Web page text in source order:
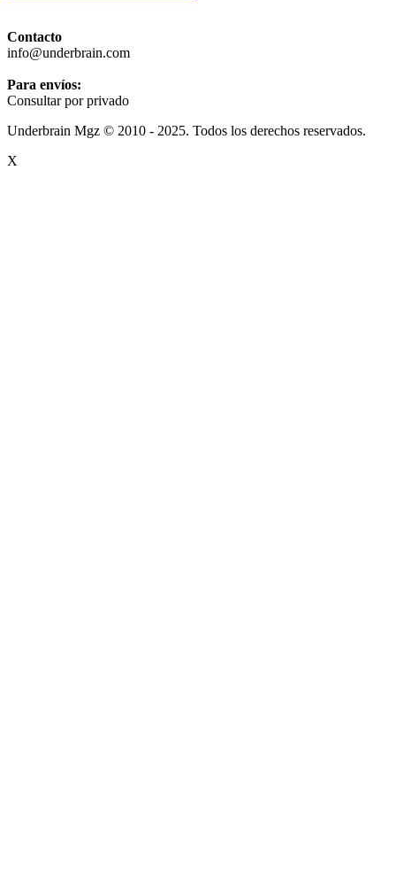
Contacto
info@underbrain.com
Para envíos:
Consultar por privado
Underbrain Mgz © 2010 - 2025. Todos los derechos reservados.
X